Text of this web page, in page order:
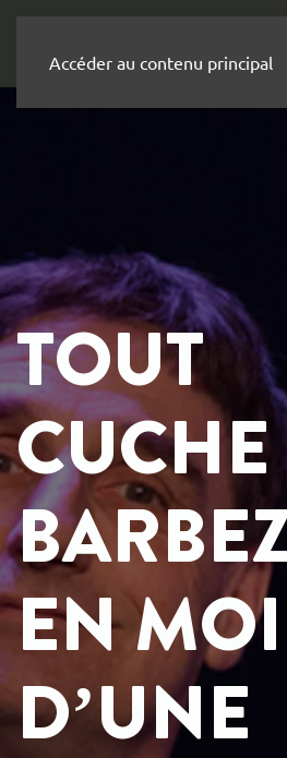
Accéder au contenu principal
TOUT
CUCHE
EN
D’UNE